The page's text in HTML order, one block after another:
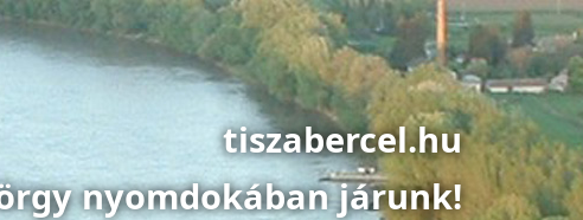
tiszabercel.hu
nyomdokában járunk!